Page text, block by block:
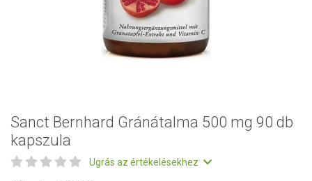
Sanct Bernhard Gránátalma 500 mg 90 db
kapszula
Ugrás az értékelésekhez